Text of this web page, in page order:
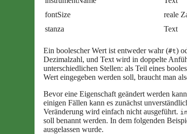
fontSize reale
stanza Text
Ein boolescher Wert ist entweder wahr (#t)
Dezimalzahl, und Text wird in doppelte
unterschiedlichen Stellen: als Teil eines
Wert eingegeben werden soll, braucht man
Bevor eine Eigenschaft geändert werden
einigen Fällen kann es zunächst
Veränderung wird einfach nicht ausgeführt.
soll benannt werden. In dem folgenden
ausgelassen wurde.